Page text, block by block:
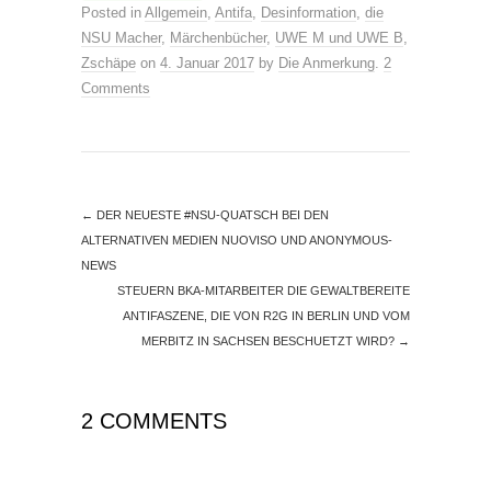
Posted in Allgemein Antifa Desinformation die
NSU Macher, Märchenbücher, UWE M und UWE B
Zschäpe on 4. Januar 2017 by Die Anmerkung 2
Comments
← DER NEUESTE #NSU-QUATSCH BEI DEN
ALTERNATIVEN MEDIEN NUOVISO UND ANONYMOUS-
NEWS
STEUERN BKA-MITARBEITER DIE GEWALTBEREITE
ANTIFASZENE, DIE VON R2G IN BERLIN UND VOM
MERBITZ IN SACHSEN BESCHUETZT WIRD? →
2 COMMENTS